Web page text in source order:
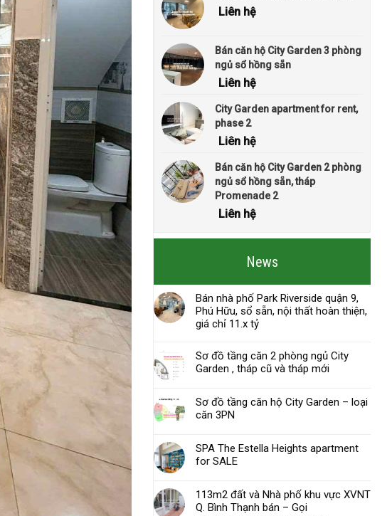
Liên hệ
Bán căn hộ City Garden 3 phòng
ngủ sổ hồng sẵn
Liên hệ
City Garden apartment for rent,
phase 2
Liên hệ
Bán căn hộ City Garden 2 phòng
ngủ sổ hồng sẵn, tháp
Promenade 2
Liên hệ
News
Bán nhà phố Park Riverside quận 9,
Phú Hữu, sổ sẵn, nội thất hoàn thiện,
giá chỉ 11.x tỷ
Sơ đồ tầng căn 2 phòng ngủ City
Garden , tháp cũ và tháp mới
Sơ đồ tầng căn hộ City Garden – loại
căn 3PN
SPA The Estella Heights apartment
for SALE
113m2 đất và Nhà phố khu vực XVNT
Q. Bình Thạnh bán – Gọi